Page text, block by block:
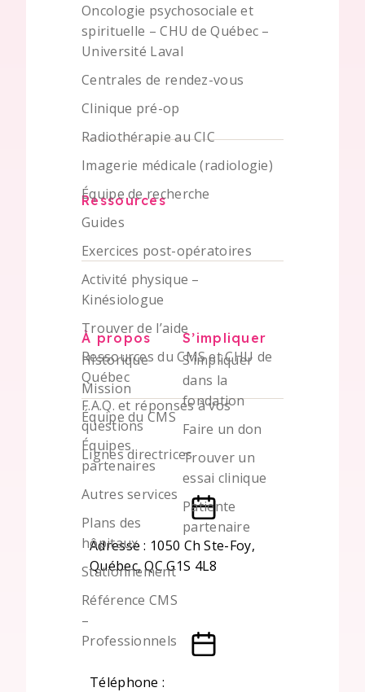
Oncologie psychosociale et
spirituelle – CHU de Québec –
Université Laval
Centrales de rendez-vous
Clinique pré-op
Radiothérapie au CIC
Imagerie médicale (radiologie)
Équipe de recherche
Ressources
Guides
Exercices post-opératoires
Activité physique –
Kinésiologue
Trouver de l’aide
Ressources du CMS et CHU de
Québec
F.A.Q. et réponses à vos
questions
Lignes directrices
À propos
Historique
Mission
Équipe du CMS
Équipes
partenaires
Autres services
Plans des
hôpitaux
Stationnement
Référence CMS
–
Professionnels
S’impliquer
S’impliquer
dans la
fondation
Faire un don
Trouver un
essai clinique
Patiente
partenaire
Adresse : 1050 Ch Ste-Foy,
Québec, QC G1S 4L8
Téléphone :